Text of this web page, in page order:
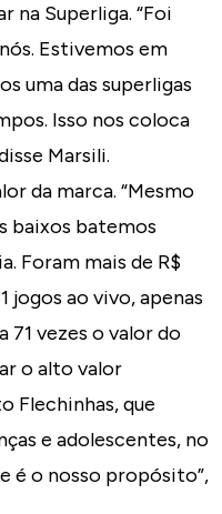
na Superliga. “Foi
Estivemos em
uma das superligas
Isso nos coloca
Marsili.
da marca. “Mesmo
baixos batemos
Foram mais de R$
jogos ao vivo, apenas
71 vezes o valor do
o alto valor
Flechinhas, que
e adolescentes, no
é o nosso propósito”,